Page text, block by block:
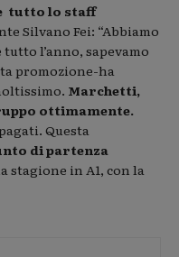
tutto lo staff
Silvano Fei: “Abbiamo
l’anno, sapevamo
promozione-ha
Marchetti,
ottimamente.
Questa
di partenza
in A1, con la